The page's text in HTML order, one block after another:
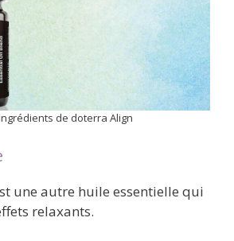
de doterra Align
une autre huile essentielle qui
relaxants.